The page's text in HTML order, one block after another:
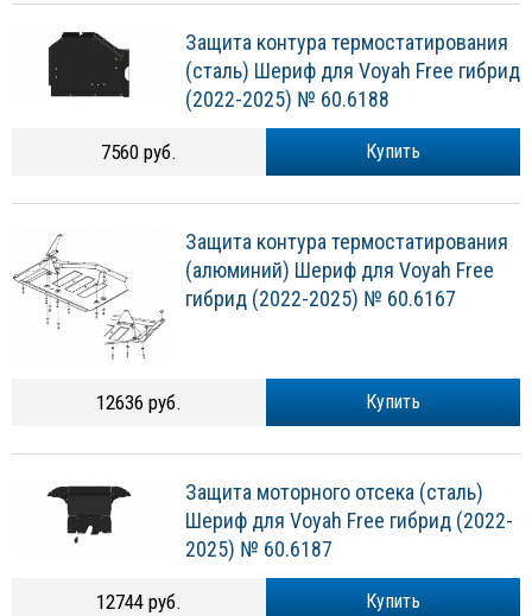
Защита контура термостатирования
(сталь) Шериф для Voyah Free гибрид
(2022-2025) № 60.6188
Купить
7560 руб.
Защита контура термостатирования
(алюминий) Шериф для Voyah Free
гибрид (2022-2025) № 60.6167
Купить
12636 руб.
Защита моторного отсека (сталь)
Шериф для Voyah Free гибрид (2022-
2025) № 60.6187
Купить
12744 руб.